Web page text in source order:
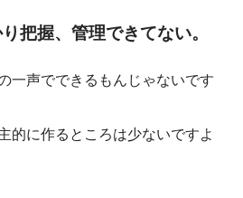
把握、管理できてない。
一声でできるもんじゃないです
的に作るところは少ないですよ